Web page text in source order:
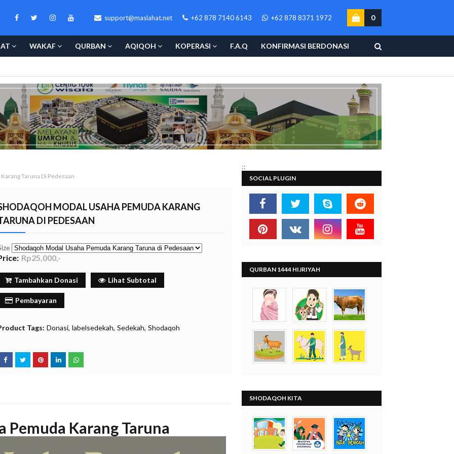
support@maslahat.net +62 878 7140 6143 +62 878 8371 1972 0
WAKAF QURBAN AQIQOH KOPERASI F.A.Q KONFIRMASI BERDONASI
Taruna Di Pedesaan
MODAL USAHA PEMUDA KARANG
DI PEDESAAN
Rp25,000,-
Tambahkan Donasi Lihat Subtotal
Pembayaran
Tags: Donasi labelsedekah Sedekah Shodaqoh
Pemuda Karang Taruna
::
SOCIAL PLUGIN
QURBAN 1444 HIJRIYAH
SHODAQOH KITA